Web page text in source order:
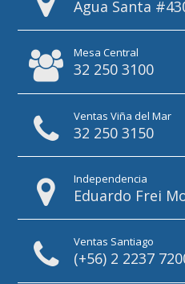
Agua Santa
Mesa Central
32 250 3100
Ventas Viña del Mar
32 250 3150
Independencia
Eduardo Frei
Ventas Santiago
(+56) 2 2237